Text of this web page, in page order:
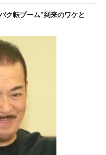
ク転ブーム”到来のワケと